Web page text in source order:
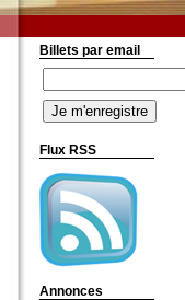
Billets par email
Flux RSS
Annonces